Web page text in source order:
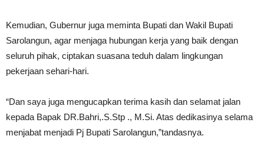
Kemudian, Gubernur juga meminta Bupati dan Wakil Bupati
Sarolangun, agar menjaga hubungan kerja yang baik dengan
seluruh pihak, ciptakan suasana teduh dalam lingkungan
pekerjaan sehari-hari.
“Dan saya juga mengucapkan terima kasih dan selamat jalan
kepada Bapak DR.Bahri,.S.Stp ., M.Si. Atas dedikasinya selama
menjabat menjadi Pj Bupati Sarolangun,”tandasnya.